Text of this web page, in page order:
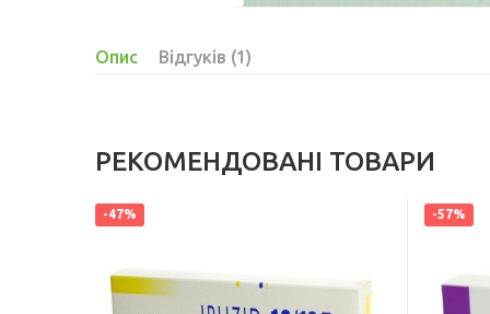
Опис Відгуків (1)
РЕКОМЕНДОВАНІ ТОВАРИ
-47% -57%